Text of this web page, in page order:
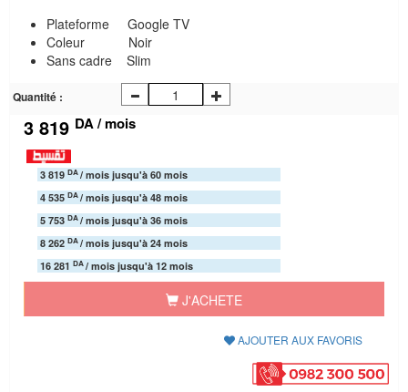
Plateforme Google TV
Coleur Noir
Sans cadre Slim
Quantité :
3 819 DA / mois
3 819 DA/ mois jusqu'à 60 mois
4 535 DA/ mois jusqu'à 48 mois
5 753 DA/ mois jusqu'à 36 mois
8 262 DA/ mois jusqu'à 24 mois
16 281 DA/ mois jusqu'à 12 mois
J'ACHETE
AJOUTER AUX FAVORIS